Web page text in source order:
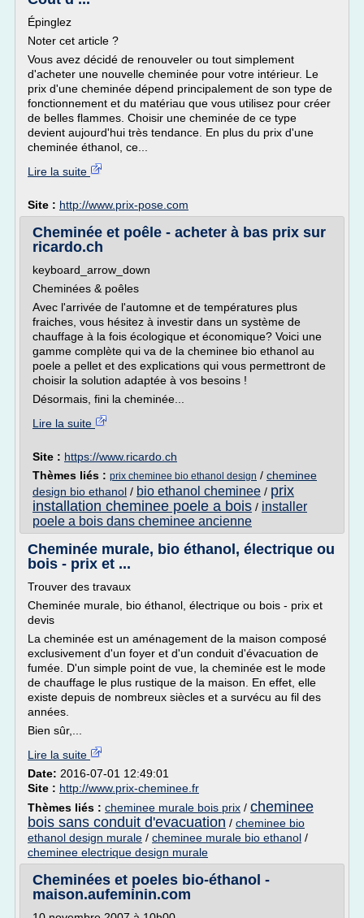
Épinglez
Noter cet article ?
Vous avez décidé de renouveler ou tout simplement
d'acheter une nouvelle cheminée pour votre intérieur. Le
prix d'une cheminée dépend principalement de son type de
fonctionnement et du matériau que vous utilisez pour créer
de belles flammes. Choisir une cheminée de ce type
devient aujourd'hui très tendance. En plus du prix d'une
cheminée éthanol, ce...
Lire la suite
Site : http://www.prix-pose.com
Cheminée et poêle - acheter à bas prix sur
ricardo.ch
keyboard_arrow_down
Cheminées & poêles
Avec l'arrivée de l'automne et de températures plus
fraiches, vous hésitez à investir dans un système de
chauffage à la fois écologique et économique? Voici une
gamme complète qui va de la cheminee bio ethanol au
poele a pellet et des explications qui vous permettront de
choisir la solution adaptée à vos besoins !
Désormais, fini la cheminée...
Lire la suite
Site : https://www.ricardo.ch
Thèmes liés : prix cheminee bio ethanol design / cheminee
design bio ethanol / bio ethanol cheminee / prix
installation cheminee poele a bois / installer
poele a bois dans cheminee ancienne
Cheminée murale, bio éthanol, électrique ou
bois - prix et ...
Trouver des travaux
Cheminée murale, bio éthanol, électrique ou bois - prix et
devis
La cheminée est un aménagement de la maison composé
exclusivement d'un foyer et d'un conduit d'évacuation de
fumée. D'un simple point de vue, la cheminée est le mode
de chauffage le plus rustique de la maison. En effet, elle
existe depuis de nombreux siècles et a survécu au fil des
années.
Bien sûr,...
Lire la suite
Date: 2016-07-01 12:49:01
Site : http://www.prix-cheminee.fr
Thèmes liés : cheminee murale bois prix / cheminee
bois sans conduit d'evacuation / cheminee bio
ethanol design murale / cheminee murale bio ethanol /
cheminee electrique design murale
Cheminées et poeles bio-éthanol -
maison.aufeminin.com